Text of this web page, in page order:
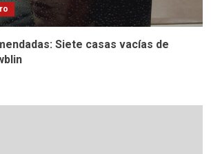
Siete casas vacías de